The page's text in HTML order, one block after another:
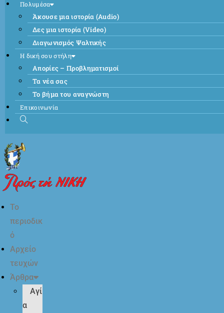
Πολυμέσα
Άκουσε μια ιστορία (Audio)
Δες μια ιστορία (Video)
Διαγωνισμός Ψαλτικής
Η δική σου στήλη
Απορίες – Προβληματισμοί
Τα νέα σας
Το βήμα του αναγνώστη
Επικοινωνία
Το
περιοδικ
ό
Αρχείο
τευχών
Άρθρα
Αγί
α